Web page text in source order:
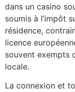
dans un casino
soumis à l’impôt
résidence,
licence
souvent exempts
locale.
La connexion et